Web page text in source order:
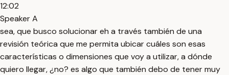
12:02
Speaker A
sea, que busco solucionar eh a través también de una
revisión teórica que me permita ubicar cuáles son esas
características o dimensiones que voy a utilizar, a dónde
quiero llegar, ¿no? es algo que también debo de tener muy